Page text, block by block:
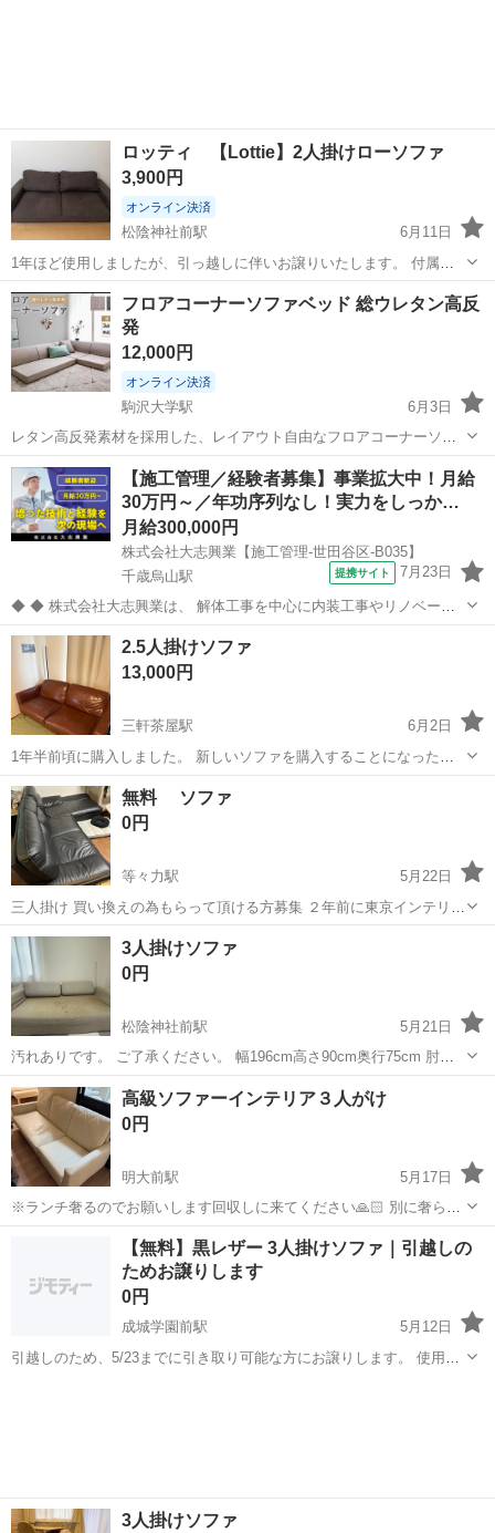
ロッティ 【Lottie】2人掛けローソファ
3,900円
オンライン決済
松陰神社前駅
6月11日
1年ほど使用しましたが、引っ越しに伴いお譲りいたします。 付属の
小さめクッション×2は未使用で、 ソファ底の収納スペースにしまって
おりました。 定価23,999円 KAGU350というサイトで購入いたしまし
た。 お値下...
東京 世田谷区 松陰神社前駅
フロアコーナーソファベッド 総ウレタン高反
発
12,000円
オンライン決済
駒沢大学駅
6月3日
レタン高反発素材を採用した、レイアウト自由なフロアコーナーソフ
ァです。 広げてベッドになります。 1年弱使用、1人掛ソファに数箇所
ほつれがあります。(写真3枚目） あまり使用しませんでした、ヘタ
リ、シミ、汚れはありません。 ...
東京 世田谷区 駒沢大学駅 ソファ リクライニング
【施工管理／経験者募集】事業拡大中！月給
30万円～／年功序列なし！実力をしっか…
月給300,000円
株式会社大志興業【施工管理-世田谷区-B035】
千歳烏山駅
提携サイト 7月23日
◆ ◆ 株式会社大志興業は、 解体工事を中心に内装工事やリノベーシ
ョン工事まで幅広く手掛ける総合建設企業です。 住宅・店舗・ビルな
ど多様な現場に対応し、解体から施工、廃棄物処理まで一貫して行っ
ています。 20代～40代の...
東京 世田谷区 千歳烏山駅
2.5人掛けソファ
13,000円
三軒茶屋駅
6月2日
1年半前頃に購入しました。 新しいソファを購入することになったの
で出品します 背もたれと座る部分は取り外し可能なので、車などで運
ぶことが可能かと思います。 値下げ交渉承ります 横幅164センチ 座面
の高さ34センチ 背も...
東京 世田谷区
無料 ソファ
0円
等々力駅
5月22日
三人掛け 買い換えの為もらって頂ける方募集 ２年前に東京インテリア
で20万くらいで購入 横2メートルくらい 傷有り6月末まで、できるだ
け早くとりにきてくれる方を優先させていただきます。 よろしくおね
がいします。 破れを黒革で...
東京 世田谷区 等々力駅
3人掛けソファ
0円
松陰神社前駅
5月21日
汚れありです。 ご了承ください。 幅196cm高さ90cm奥行75cm 肘掛
け部分は倒せるので幅は196cmから更に広げられます。 解体可能で
す。 取りに来て頂ける方にお譲りします。
東京 世田谷区 松陰神社前駅 ソファ 譲り
高級ソファーインテリア３人がけ
0円
明大前駅
5月17日
※ランチ奢るのでお願いします回収しに来てください🙏🏻 別に奢らな
くてもいいですけど引越しまでに手放したいです😭 明大前駅から徒歩
3分になります！ 三人がけのソファーで、3年前に購入し使用していま
した。 引越しに向けて整理し...
世田谷区 明大前駅 ソファ ソファー
【無料】黒レザー 3人掛けソファ｜引越しの
ためお譲りします
0円
成城学園前駅
5月12日
引越しのため、5/23までに引き取り可能な方にお譲りします。 使用
3人掛けソファ